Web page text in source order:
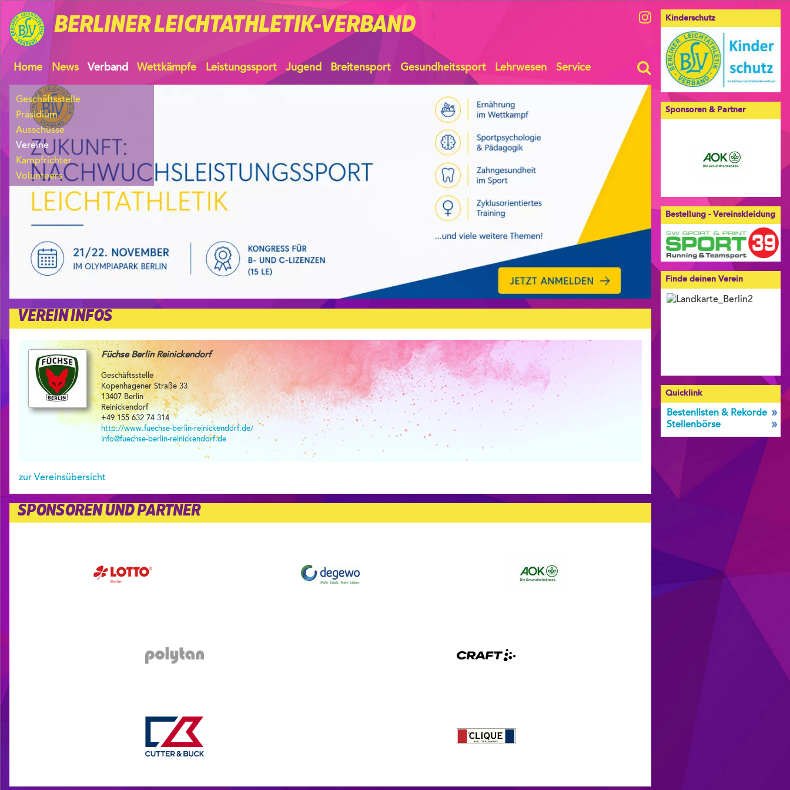
BERLINERLEICHTATHLETIK-VERBAND
Home News Verband Wettkämpfe Leistungssport Jugend Breitensport Gesundheitssport Lehrwesen Service
Geschäftsstelle
Präsidium
Ausschüsse
Vereine
Kampfrichter
Volunteers
VEREIN INFOS
Füchse Berlin Reinickendorf
Geschäftsstelle
Kopenhagener Straße 33
13407 Berlin
Reinickendorf
+49 155 632 74 314
http://www.fuechse-berlin-reinickendorf.de/
info@fuechse-berlin-reinickendorf.de
zur Vereinsübersicht
SPONSOREN UND PARTNER
Kinderschutz
Sponsoren & Partner
Bestellung - Vereinskleidung
Finde deinen Verein
Quicklink
Bestenlisten & Rekorde
Stellenbörse